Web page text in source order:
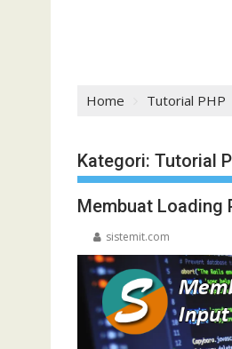
Home Tutorial PHP
Kategori: Tutorial
Membuat Loading
sistemit.com